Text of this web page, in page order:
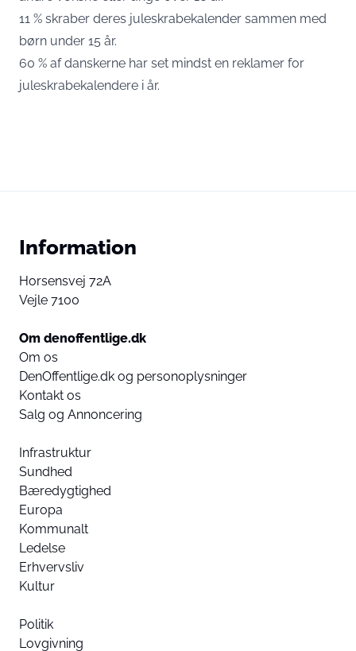
11 % skraber deres juleskrabekalender sammen med
børn under 15 år.
60 % af danskerne har set mindst en reklamer for
juleskrabekalendere i år.
Information
Horsensvej 72A
Vejle 7100
Om denoffentlige.dk
Om os
DenOffentlige.dk og personoplysninger
Kontakt os
Salg og Annoncering
Infrastruktur
Sundhed
Bæredygtighed
Europa
Kommunalt
Ledelse
Erhvervsliv
Kultur
Politik
Lovgivning